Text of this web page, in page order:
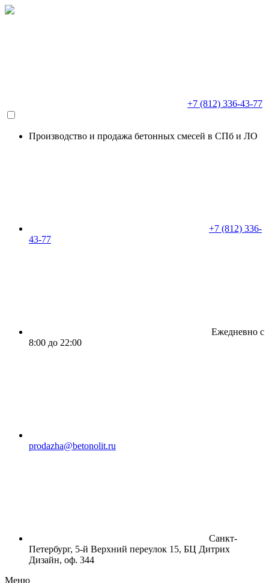
+7 (812) 336-43-77
Производство и продажа бетонных смесей в СПб и ЛО
+7 (812) 336-
43-77
Ежедневно с
8:00 до 22:00
prodazha@betonolit.ru
Санкт-
Петербург, 5-й Верхний переулок 15, БЦ Дитрих
Дизайн, оф. 344
Меню